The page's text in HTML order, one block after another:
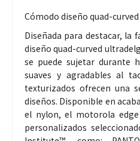
Cómodo diseño quad-curved
Diseñada para destacar, la
diseño quad-curved
se puede sujetar durante
suaves y agradables al
texturizados ofrecen una
diseños. Disponible en
el nylon, el motorola
personalizados